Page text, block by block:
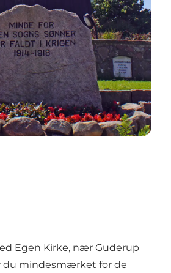
Egen Kirke, nær Guderup
du mindesmærket for de